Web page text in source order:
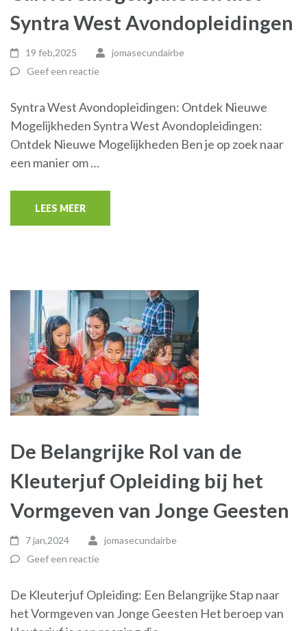
Syntra West Avondopleidingen
19 feb,2025
jomasecundairbe
Geef een reactie
Syntra West Avondopleidingen: Ontdek Nieuwe
Mogelijkheden Syntra West Avondopleidingen:
Ontdek Nieuwe Mogelijkheden Ben je op zoek naar
een manier om …
LEES MEER
De Belangrijke Rol van de
Kleuterjuf Opleiding bij het
Vormgeven van Jonge Geesten
7 jan,2024
jomasecundairbe
Geef een reactie
De Kleuterjuf Opleiding: Een Belangrijke Stap naar
het Vormgeven van Jonge Geesten Het beroep van